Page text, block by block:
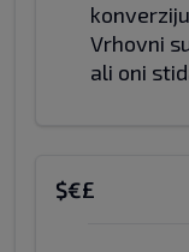
Vrhovni
ali oni
$€£